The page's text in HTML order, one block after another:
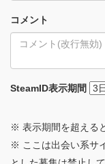
コメント
SteamID表示期間
※ 表示期間を超える
※ ここは出会い系サ